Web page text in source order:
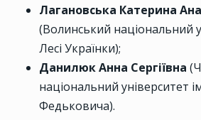
Лагановська Катерина
(Волинський національний
Лесі Українки);
Данилюк Анна Сергіївна
національний університет
Федьковича).